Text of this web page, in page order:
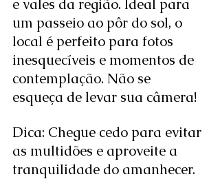
e vales da região. Ideal para
um passeio ao pôr do sol, o
local é perfeito para fotos
inesquecíveis e momentos de
contemplação. Não se
esqueça de levar sua câmera!
Dica: Chegue cedo para evitar
as multidões e aproveite a
tranquilidade do amanhecer.